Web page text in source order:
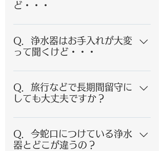
ど・・・
A．ご安心ください。浄水器による水
圧の低下はほぼありません。
Q．浄水器はお手入れが大変
って聞くけど・・・
A．お手入れは年に1回のフィルター
交換のみで大丈夫です。交換は弊社
が戸外で行うため、外出時でも対応
Q．旅行などで長期間留守に
しても大丈夫ですか？
A．はい！ご安心ください。配管の対
流水を流し出すため、お水とお湯を
１～２分間通水してください。
Q．今蛇口につけている浄水
器とどこが違うの？